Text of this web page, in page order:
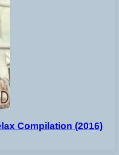
Compilation (2016)